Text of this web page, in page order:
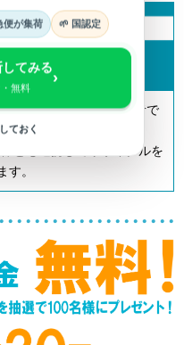
イクル法」の認定事業者で
とも連携してリサイクルを
す。
便が集荷 🌱 国認定
てみる
無料
›
ておく